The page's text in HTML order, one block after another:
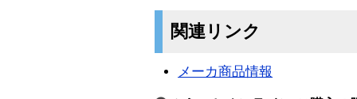
関連リンク
メーカ商品情報